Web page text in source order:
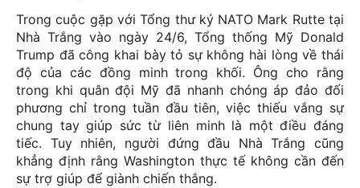
Trong cuộc gặp với Tổng thư ký NATO Mark Rutte tại
Nhà Trắng vào ngày 24/6, Tổng thống Mỹ Donald
Trump đã công khai bày tỏ sự không hài lòng về thái
độ của các đồng minh trong khối. Ông cho rằng
trong khi quân đội Mỹ đã nhanh chóng áp đảo đối
phương chỉ trong tuần đầu tiên, việc thiếu vắng sự
chung tay giúp sức từ liên minh là một điều đáng
tiếc. Tuy nhiên, người đứng đầu Nhà Trắng cũng
khẳng định rằng Washington thực tế không cần đến
sự trợ giúp để giành chiến thắng.